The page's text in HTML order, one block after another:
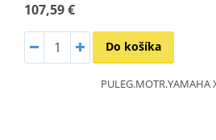
107,59 €
Do košíka
PULEG.MOTR.YAMAHA